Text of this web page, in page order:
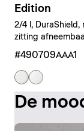
Edition
2/4 l, DuraShield,
zitting
#490709AAA1
De